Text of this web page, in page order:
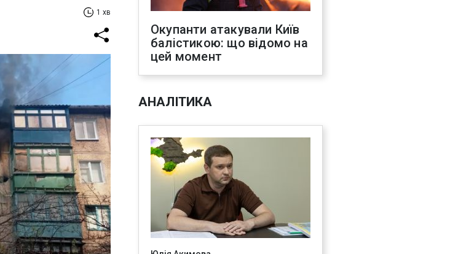
1 хв
Окупанти атакували Київ
балістикою: що відомо на
цей момент
АНАЛІТИКА